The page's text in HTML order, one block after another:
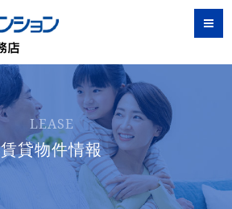
LEASE
賃貸物件情報